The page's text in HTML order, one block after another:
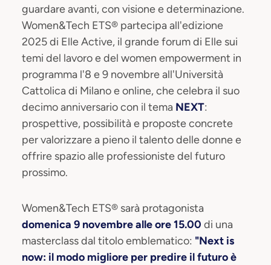
guardare avanti, con visione e determinazione.
Women&Tech ETS® partecipa all'edizione
2025 di Elle Active, il grande forum di Elle sui
temi del lavoro e del women empowerment in
programma l'8 e 9 novembre all'Università
Cattolica di Milano e online, che celebra il suo
decimo anniversario con il tema NEXT:
prospettive, possibilità e proposte concrete
per valorizzare a pieno il talento delle donne e
offrire spazio alle professioniste del futuro
prossimo.
Women&Tech ETS® sarà protagonista
domenica 9 novembre alle ore 15.00 di una
masterclass dal titolo emblematico: "Next is
now: il modo migliore per predire il futuro è